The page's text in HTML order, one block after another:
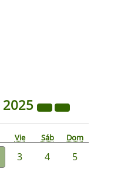
2025
Vie Sáb Dom
3 4
5